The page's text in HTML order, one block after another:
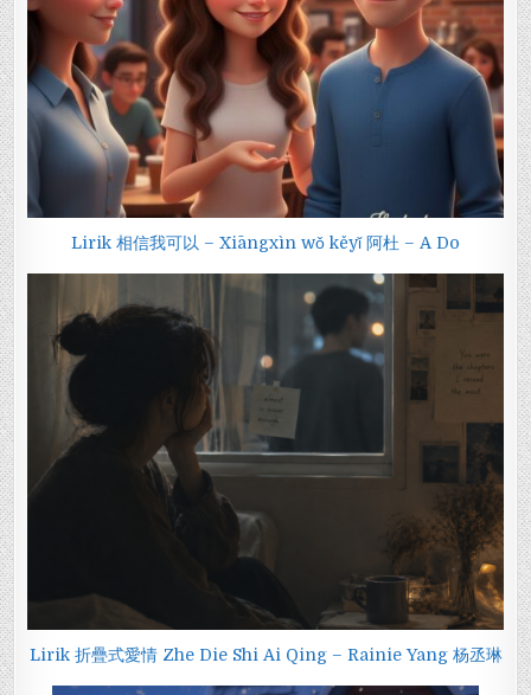
Lirik 相信我可以 – Xiāngxìn wǒ kěyǐ 阿杜 – A Do
Lirik 折疊式愛情 Zhe Die Shi Ai Qing – Rainie Yang 杨丞琳